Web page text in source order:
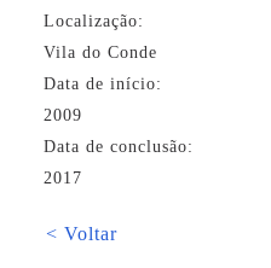
Localização:
Vila do Conde
Data de início:
2009
Data de conclusão:
2017
< Voltar